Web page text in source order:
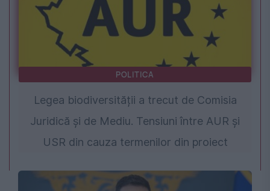
POLITICA
Legea biodiversității a trecut de Comisia
Juridică și de Mediu. Tensiuni între AUR și
USR din cauza termenilor din proiect